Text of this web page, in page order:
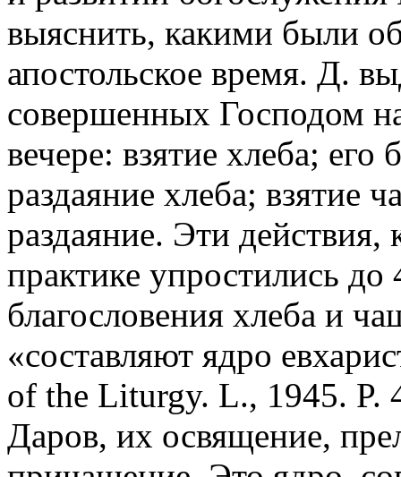
выяснить, какими были
апостольское время. Д.
совершенных Господом
вечере: взятие хлеба;
раздаяние хлеба; взятие
раздаяние. Эти действия,
практике упростились до
благословения хлеба и
«составляют ядро
of the Liturgy. L., 1945.
Даров, их освящение,